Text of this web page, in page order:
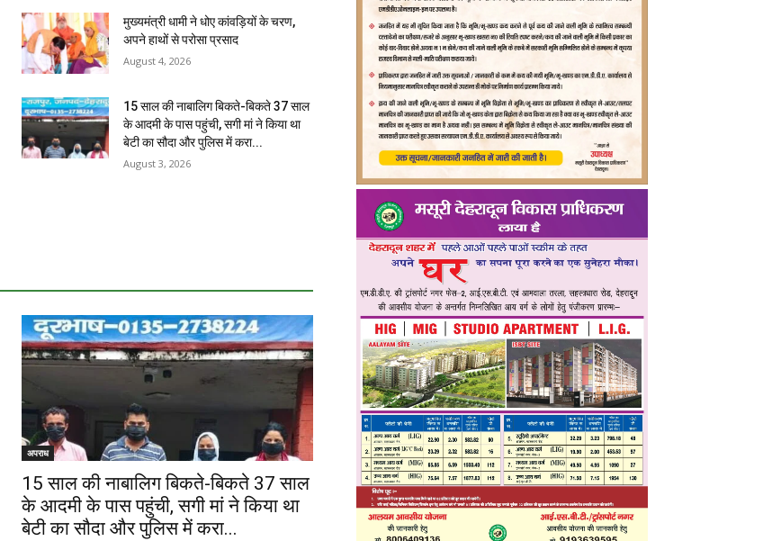
मुख्यमंत्री धामी ने धोए कांवड़ियों के चरण,
अपने हाथों से परोसा प्रसाद
August 4, 2026
15 साल की नाबालिग बिकते-बिकते 37 साल
के आदमी के पास पहुंची, सगी मां ने किया था
बेटी का सौदा और पुलिस में करा...
August 3, 2026
अपराध
15 साल की नाबालिग बिकते-बिकते 37 साल
के आदमी के पास पहुंची, सगी मां ने किया था
बेटी का सौदा और पुलिस में करा...